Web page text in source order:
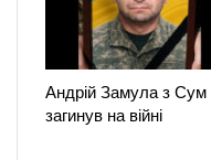
Андрій Замула з Сум
загинув на війні